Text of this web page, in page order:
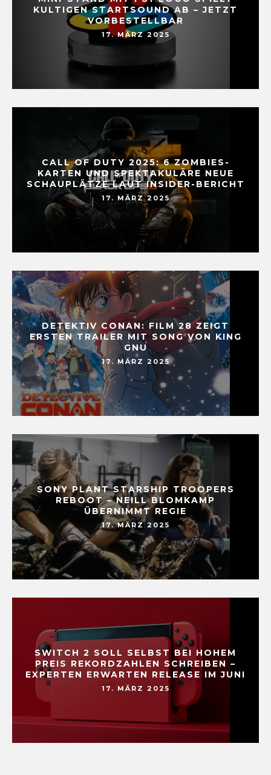
KULTIGEN STARTSOUND AB – JETZT
VORBESTELLBAR
17. MÄRZ 2025
CALL OF DUTY 2025: 6 ZOMBIES-
KARTEN UND SPEKTAKULÄRE NEUE
SCHAUPLÄTZE LAUT INSIDER-BERICHT
17. MÄRZ 2025
DETEKTIV CONAN: FILM 28 ZEIGT
ERSTEN TRAILER MIT SONG VON KING
GNU
17. MÄRZ 2025
SONY PLANT STARSHIP TROOPERS
REBOOT – NEILL BLOMKAMP
ÜBERNIMMT REGIE
17. MÄRZ 2025
SWITCH 2 SOLL SELBST BEI HOHEM
PREIS REKORDZAHLEN SCHREIBEN –
EXPERTEN ERWARTEN RELEASE IM JUNI
17. MÄRZ 2025